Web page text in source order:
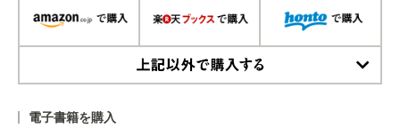
電子書籍を購入